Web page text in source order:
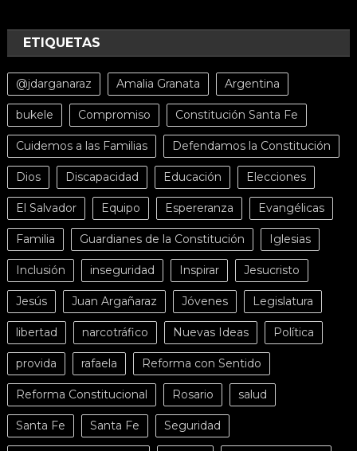
ETIQUETAS
@jdarganaraz Amalia Granata Argentina
bukele Compromiso Constitución Santa Fe
Cuidemos a las Familias Defendamos la Constitución
Dios Discapacidad Educación Elecciones
El Salvador Equipo Espereranza Evangélicas
Familia Guardianes de la Constitución Iglesias
Inclusión inseguridad Inspirar Jesucristo
Jesús Juan Argañaraz Jóvenes Legislatura
libertad narcotráfico Nuevas Ideas Política
provida rafaela Reforma con Sentido
Reforma Constitucional Rosario salud
Santa Fe Santa Fe Seguridad